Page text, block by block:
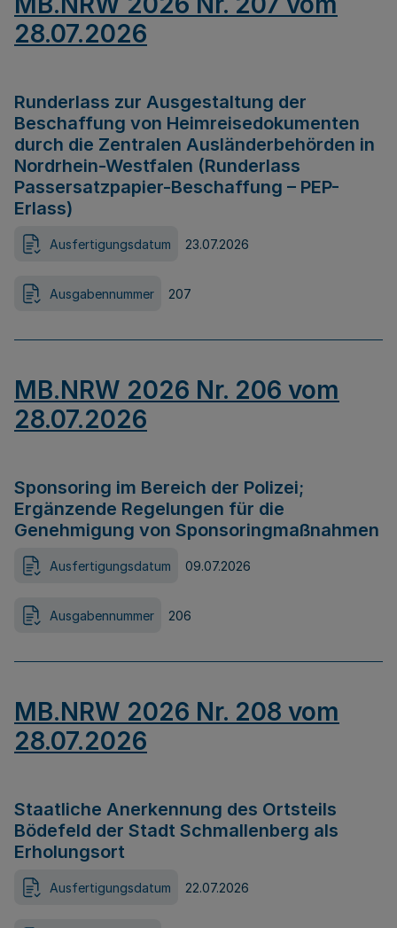
28.07.2026
Runderlass zur Ausgestaltung der
Beschaffung von Heimreisedokumenten
durch die Zentralen Ausländerbehörden in
Nordrhein-Westfalen (Runderlass
Passersatzpapier-Beschaffung – PEP-
Erlass)
Ausfertigungsdatum 23.07.2026
Ausgabennummer 207
MB.NRW 2026 Nr. 206 vom
28.07.2026
Sponsoring im Bereich der Polizei;
Ergänzende Regelungen für die
Genehmigung von Sponsoringmaßnahmen
Ausfertigungsdatum 09.07.2026
Ausgabennummer 206
MB.NRW 2026 Nr. 208 vom
28.07.2026
Staatliche Anerkennung des Ortsteils
Bödefeld der Stadt Schmallenberg als
Erholungsort
Ausfertigungsdatum 22.07.2026